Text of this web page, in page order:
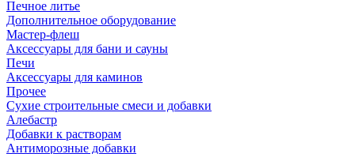
Печное литье
Дополнительное оборудование
Мастер-флеш
Аксессуары для бани и сауны
Печи
Аксессуары для каминов
Прочее
Сухие строительные смеси и добавки
Алебастр
Добавки к растворам
Антиморозные добавки